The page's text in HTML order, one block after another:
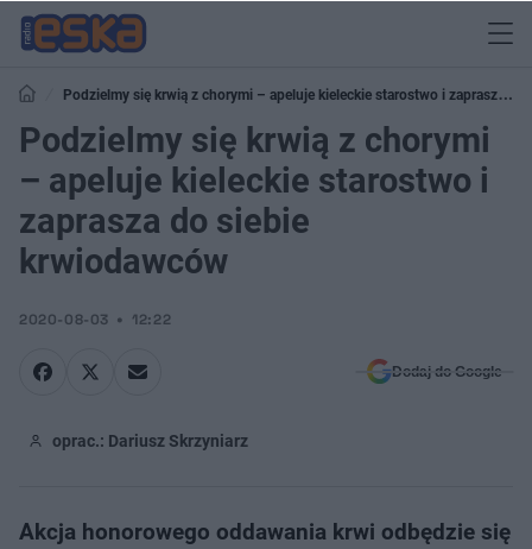
Podzielmy się krwią z chorymi – apeluje kieleckie starostwo i zaprasza do
siebie krwiodawców
Podzielmy się krwią z chorymi
– apeluje kieleckie starostwo i
zaprasza do siebie
krwiodawców
2020-08-03 12:22
Dodaj do Google
oprac.: Dariusz Skrzyniarz
Akcja honorowego oddawania krwi odbędzie się